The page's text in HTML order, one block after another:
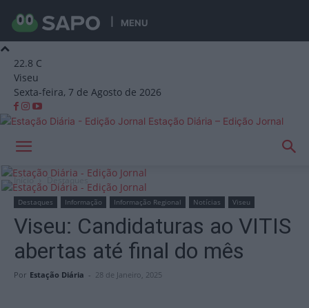
MENU
22.8 C
Viseu
Sexta-feira, 7 de Agosto de 2026
Estação Diária – Edição Jornal
Início Destaques
Destaques Informação Informação Regional Notícias Viseu
Viseu: Candidaturas ao VITIS
abertas até final do mês
Por Estação Diária - 28 de Janeiro, 2025